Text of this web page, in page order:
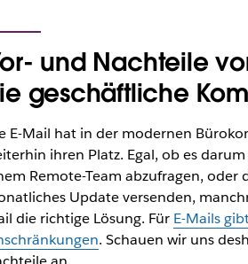
und Nachteile
geschäftliche
E-Mail hat in der modernen
ihren Platz. Egal, ob es
Remote-Team abzufragen, oder
Update versenden,
die richtige Lösung. Für E-Mails
. Schauen wir uns